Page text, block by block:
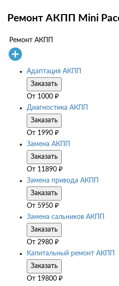
Ремонт АКПП Mini
Ремонт АКПП
Адаптация АКПП
Заказать
От 1000 ₽
Диагностика АКПП
Заказать
От 1990 ₽
Замена АКПП
Заказать
От 11890 ₽
Замена привода АКПП
Заказать
От 5950 ₽
Замена сальников АКПП
Заказать
От 2980 ₽
Капитальный ремонт АКПП
Заказать
От 19800 ₽